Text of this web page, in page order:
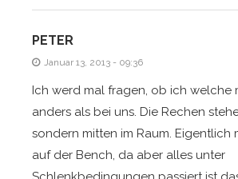
PETER
Januar 13, 2013 - 09:36
Ich werd mal fragen, ob ich welche
anders als bei uns. Die Rechen
sondern mitten im Raum. Eigentlich
auf der Bench, da aber alles unter